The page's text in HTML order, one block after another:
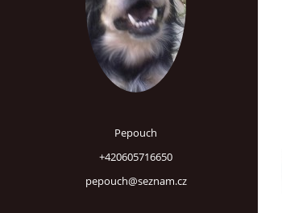
Pepouch
+420605716650
pepouch@seznam.cz